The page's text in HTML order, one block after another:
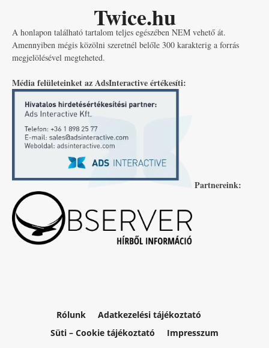
Twice.hu
A honlapon található tartalom teljes egészében NEM vehető át.
Amennyiben mégis közölni szeretnél belőle 300 karakterig a forrás
megjelölésével megteheted.
Média felületeinket az AdsInteractive értékesíti:
Partnereink:
Rólunk
Adatkezelési tájékoztató
Süti – Cookie tájékoztató
Impresszum